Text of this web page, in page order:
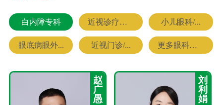
白内障专科 近视诊疗专科 小儿眼科/...
眼底病眼外... 近视门诊/... 更多眼科专家
赵
广
愚
刘
利
娟